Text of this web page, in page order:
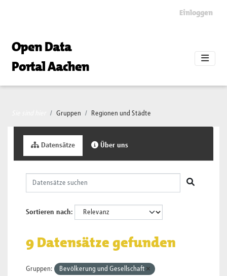
Einloggen
Open Data
Portal Aachen
Gruppen Regionen und Städte
Datensätze Über uns
Sortieren nach
9 Datensätze gefunden
Gruppen: Bevölkerung und Gesellschaft